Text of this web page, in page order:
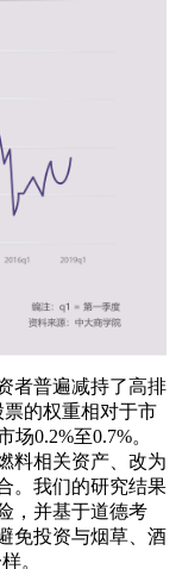
者普遍减持了高排
的权重相对于市
0.2%至0.7%。
料相关资产、改为
。我们的研究结果
，并基于道德考
免投资与烟草、酒
。